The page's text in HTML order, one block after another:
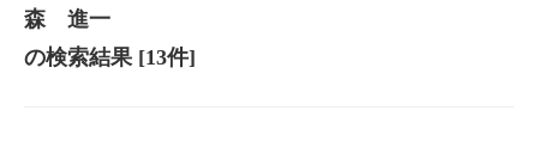
森 進一
の検索結果[13件]